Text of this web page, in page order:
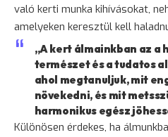
való kerti munka kihívásokat,
amelyeken keresztül kell
„A kert álmainkban az a
természet és a tudatos
ahol megtanuljuk, mit
növekedni, és mit
harmonikus egész
Különösen érdekes, ha